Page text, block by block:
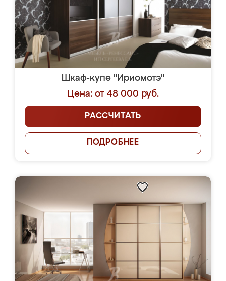
Шкаф-купе "Ириомотэ"
Цена: от 48 000 руб.
РАССЧИТАТЬ
ПОДРОБНЕЕ